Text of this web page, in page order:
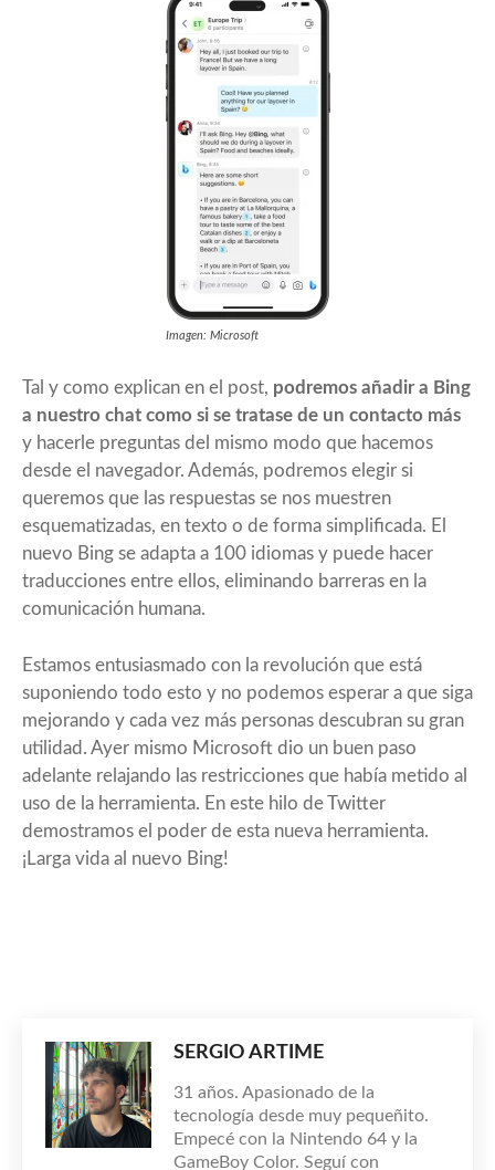
Imagen: Microsoft
Tal y como explican en el post, podremos añadir a Bing
a nuestro chat como si se tratase de un contacto más
y hacerle preguntas del mismo modo que hacemos
desde el navegador. Además, podremos elegir si
queremos que las respuestas se nos muestren
esquematizadas, en texto o de forma simplificada. El
nuevo Bing se adapta a 100 idiomas y puede hacer
traducciones entre ellos, eliminando barreras en la
comunicación humana.
Estamos entusiasmado con la revolución que está
suponiendo todo esto y no podemos esperar a que siga
mejorando y cada vez más personas descubran su gran
utilidad. Ayer mismo Microsoft dio un buen paso
adelante relajando las restricciones que había metido al
uso de la herramienta. En este hilo de Twitter
demostramos el poder de esta nueva herramienta.
¡Larga vida al nuevo Bing!
SERGIO ARTIME
31 años. Apasionado de la
tecnología desde muy pequeñito.
Empecé con la Nintendo 64 y la
GameBoy Color. Seguí con